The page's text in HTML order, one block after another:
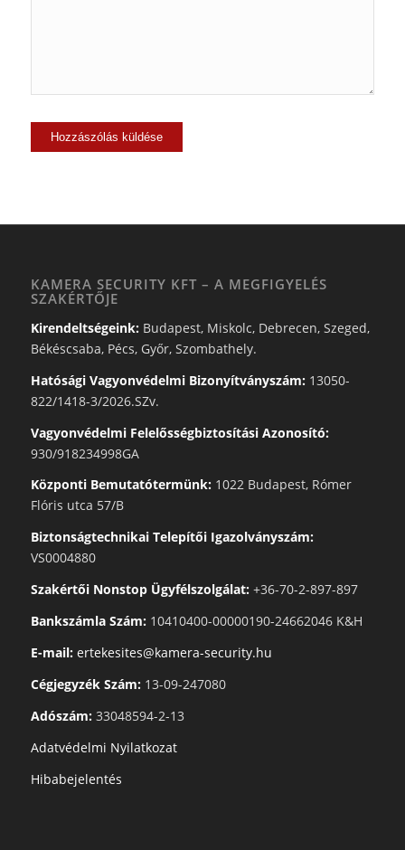
KAMERA SECURITY KFT – A MEGFIGYELÉS
SZAKÉRTŐJE
Kirendeltségeink:Budapest, Miskolc, Debrecen, Szeged,
Békéscsaba, Pécs, Győr, Szombathely.
Hatósági Vagyonvédelmi Bizonyítványszám:13050-
822/1418-3/2026.SZv.
Vagyonvédelmi Felelősségbiztosítási Azonosító:
930/918234998GA
Központi Bemutatótermünk:1022 Budapest, Rómer
Flóris utca 57/B
Biztonságtechnikai Telepítői Igazolványszám:
VS0004880
Szakértői Nonstop Ügyfélszolgálat:+36-70-2-897-897
Bankszámla Szám:10410400-00000190-24662046 K&H
E-mail: ertekesites@kamera-security.hu
Cégjegyzék Szám:13-09-247080
Adószám:33048594-2-13
Adatvédelmi Nyilatkozat
Hibabejelentés